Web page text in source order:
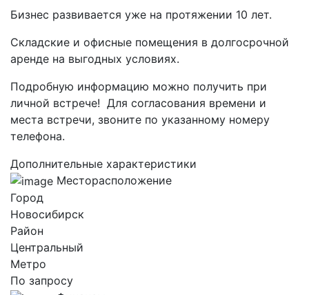
Бизнес развивается уже на протяжении 10 лет.
Складские и офисные помещения в долгосрочной
аренде на выгодных условиях.
Подробную информацию можно получить при
личной встрече! Для согласования времени и
места встречи, звоните по указанному номеру
телефона.
Дополнительные характеристики
Месторасположение
Город
Новосибирск
Район
Центральный
Метро
По запросу